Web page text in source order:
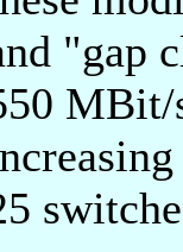
"gap
MBit/